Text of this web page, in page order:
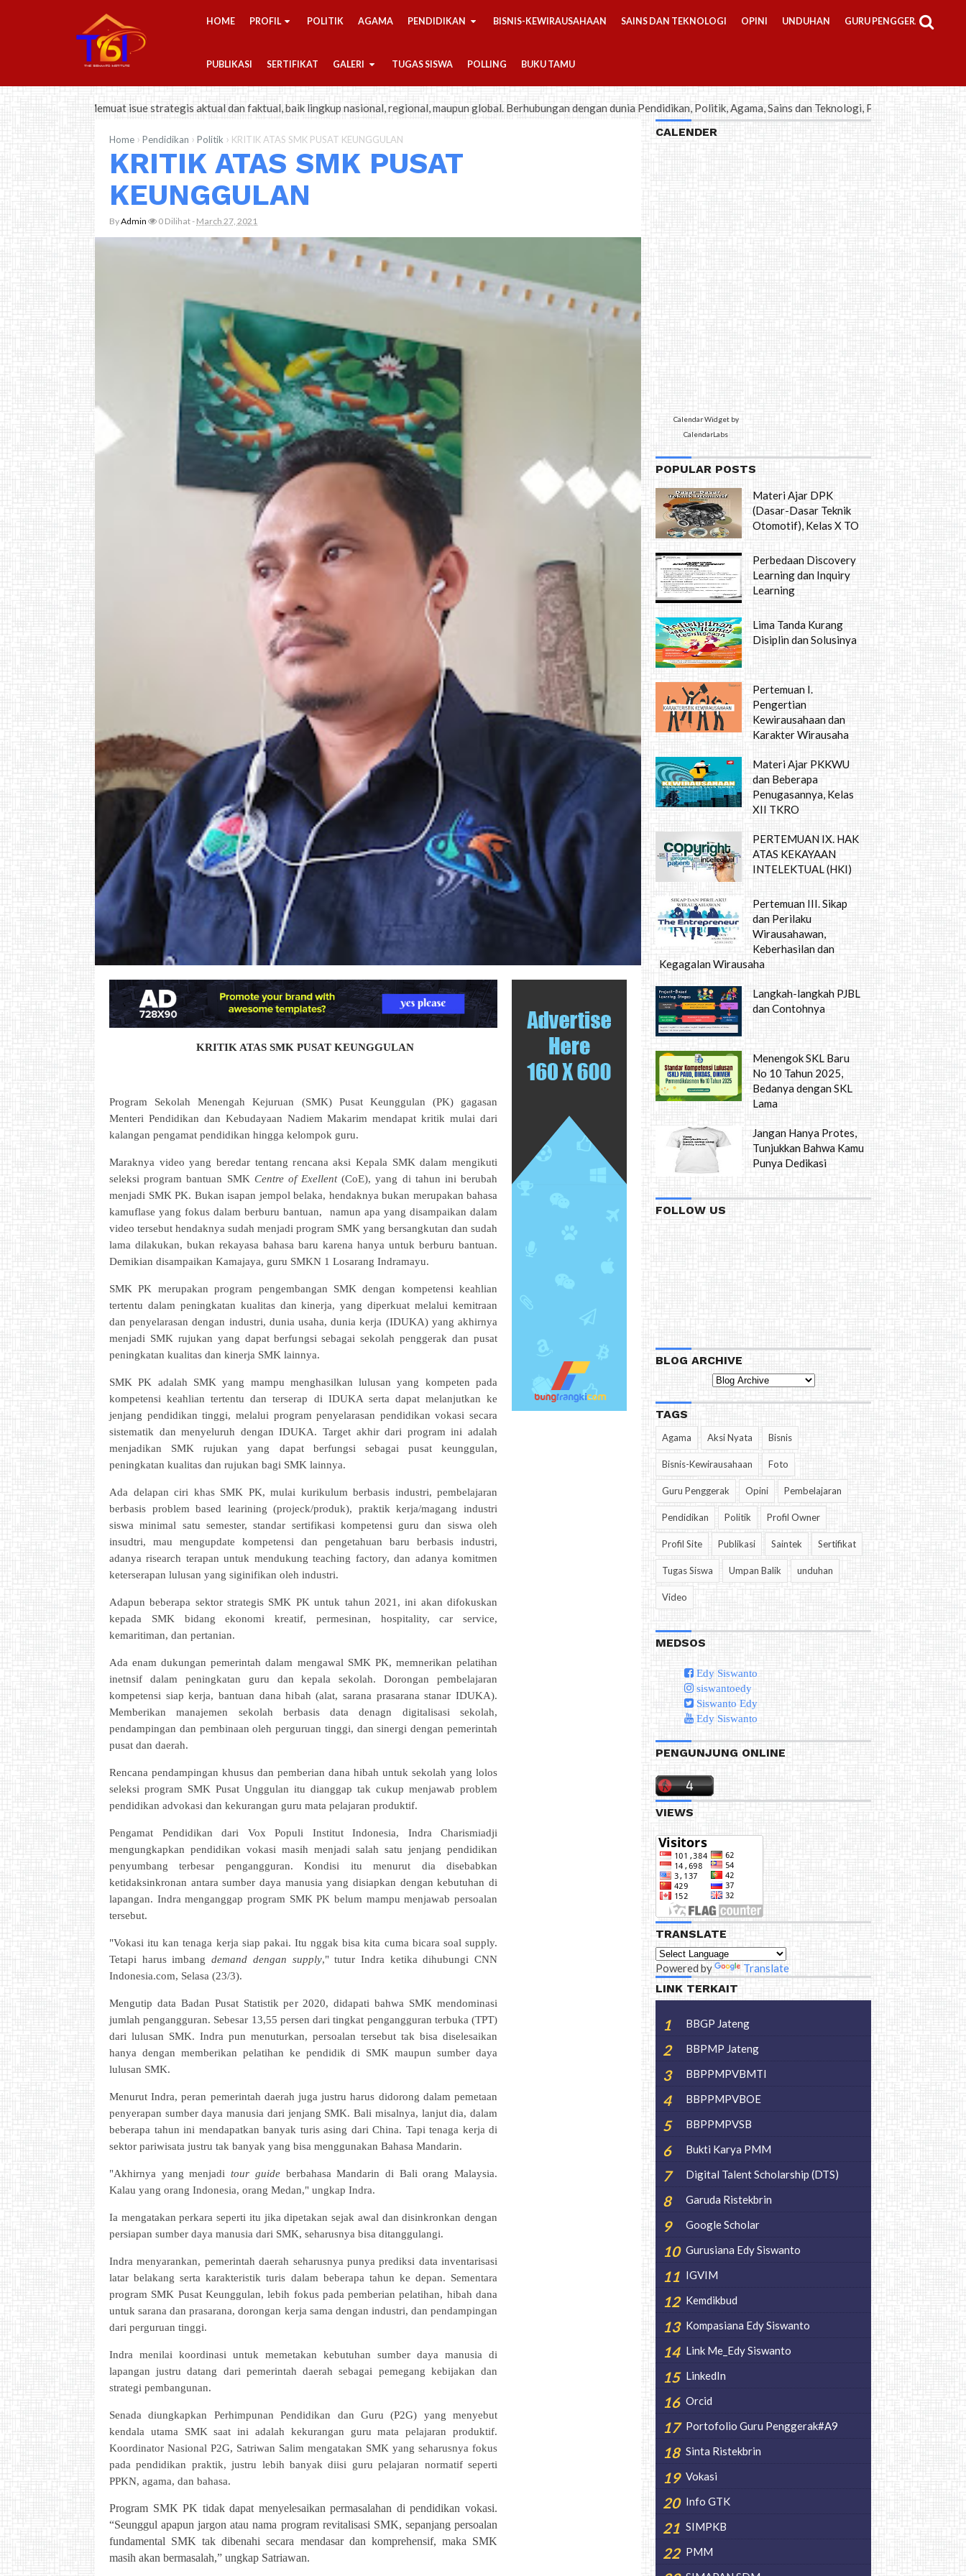
HOME PROFIL POLITIK AGAMA PENDIDIKAN BISNIS-KEWIRAUSAHAAN SAINS DAN TEKNOLOGI OPINI UNDUHAN GURU PENGGERAK
PUBLIKASI SERTIFIKAT GALERI TUGAS SISWA POLLING BUKU TAMU
isue strategis aktual dan faktual, baik lingkup nasional, regional, maupun global. Berhubungan dengan dunia Pendidikan, Politik, Agama, Sains dan Teknologi, Pembelajaran, Bisnis-
Home › Pendidikan › Politik › KRITIK ATAS SMK PUSAT KEUNGGULAN
KRITIK ATAS SMK PUSAT
KEUNGGULAN
ByAdmin 0 Dilihat- March 27, 2021
KRITIK ATAS SMK PUSAT KEUNGGULAN
Program Sekolah Menengah Kejuruan (SMK) Pusat Keunggulan (PK) gagasan
Menteri Pendidikan dan Kebudayaan Nadiem Makarim mendapat kritik mulai dari
kalangan pengamat pendidikan hingga kelompok guru.
Maraknya video yang beredar tentang rencana aksi Kepala SMK dalam mengikuti
seleksi program bantuan SMK Centre of Exellent(CoE), yang di tahun ini berubah
menjadi SMK PK. Bukan isapan jempol belaka, hendaknya bukan merupakan bahasa
kamuflase yang fokus dalam berburu bantuan, namun apa yang disampaikan dalam
video tersebut hendaknya sudah menjadi program SMK yang bersangkutan dan sudah
lama dilakukan, bukan rekayasa bahasa baru karena hanya untuk berburu bantuan.
Demikian disampaikan Kamajaya, guru SMKN 1 Losarang Indramayu.
SMK PK merupakan program pengembangan SMK dengan kompetensi keahlian
tertentu dalam peningkatan kualitas dan kinerja, yang diperkuat melalui kemitraan
dan penyelarasan dengan industri, dunia usaha, dunia kerja (IDUKA) yang akhirnya
menjadi SMK rujukan yang dapat berfungsi sebagai sekolah penggerak dan pusat
peningkatan kualitas dan kinerja SMK lainnya.
SMK PK adalah SMK yang mampu menghasilkan lulusan yang kompeten pada
kompetensi keahlian tertentu dan terserap di IDUKA serta dapat melanjutkan ke
jenjang pendidikan tinggi, melalui program penyelarasan pendidikan vokasi secara
sistematik dan menyeluruh dengan IDUKA. Target akhir dari program ini adalah
menjadikan SMK rujukan yang dapat berfungsi sebagai pusat keunggulan,
peningkatan kualitas dan rujukan bagi SMK lainnya.
Ada delapan ciri khas SMK PK, mulai kurikulum berbasis industri, pembelajaran
berbasis problem based learining (projeck/produk), praktik kerja/magang industri
siswa minimal satu semester, standar sertifikasi kompetensi guru dan siswa oleh
insudtri, mau mengupdate kompetensi dan pengetahuan baru berbasis industri,
adanya risearch terapan untuk mendukung teaching factory, dan adanya komitmen
keterserapan lulusan yang siginifikan oleh industri.
Adapun beberapa sektor strategis SMK PK untuk tahun 2021, ini akan difokuskan
kepada SMK bidang ekonomi kreatif, permesinan, hospitality, car service,
kemaritiman, dan pertanian.
Ada enam dukungan pemerintah dalam mengawal SMK PK, memnerikan pelatihan
inetnsif dalam peningkatan guru dan kepala sekolah. Dorongan pembelajaran
kompetensi siap kerja, bantuan dana hibah (alat, sarana prasarana stanar IDUKA).
Memberikan manajemen sekolah berbasis data denagn digitalisasi sekolah,
pendampingan dan pembinaan oleh perguruan tinggi, dan sinergi dengan pemerintah
pusat dan daerah.
Rencana pendampingan khusus dan pemberian dana hibah untuk sekolah yang lolos
seleksi program SMK Pusat Unggulan itu dianggap tak cukup menjawab problem
pendidikan advokasi dan kekurangan guru mata pelajaran produktif.
Pengamat Pendidikan dari Vox Populi Institut Indonesia, Indra Charismiadji
mengungkapkan pendidikan vokasi masih menjadi salah satu jenjang pendidikan
penyumbang terbesar pengangguran. Kondisi itu menurut dia disebabkan
ketidaksinkronan antara sumber daya manusia yang disiapkan dengan kebutuhan di
lapangan. Indra menganggap program SMK PK belum mampu menjawab persoalan
tersebut.
"Vokasi itu kan tenaga kerja siap pakai. Itu nggak bisa kita cuma bicara soal supply.
Tetapi harus imbangdemand dengan supply," tutur Indra ketika dihubungi CNN
Indonesia.com, Selasa (23/3).
Mengutip data Badan Pusat Statistik per 2020, didapati bahwa SMK mendominasi
jumlah pengangguran. Sebesar 13,55 persen dari tingkat pengangguran terbuka (TPT)
dari lulusan SMK. Indra pun menuturkan, persoalan tersebut tak bisa diselesaikan
hanya dengan memberikan pelatihan ke pendidik di SMK maupun sumber daya
lulusan SMK.
Menurut Indra, peran pemerintah daerah juga justru harus didorong dalam pemetaan
penyerapan sumber daya manusia dari jenjang SMK. Bali misalnya, lanjut dia, dalam
beberapa tahun ini mendapatkan banyak turis asing dari China. Tapi tenaga kerja di
sektor pariwisata justru tak banyak yang bisa menggunakan Bahasa Mandarin.
"Akhirnya yang menjaditour guideberbahasa Mandarin di Bali orang Malaysia.
Kalau yang orang Indonesia, orang Medan," ungkap Indra.
Ia mengatakan perkara seperti itu jika dipetakan sejak awal dan disinkronkan dengan
persiapan sumber daya manusia dari SMK, seharusnya bisa ditanggulangi.
Indra menyarankan, pemerintah daerah seharusnya punya prediksi data inventarisasi
latar belakang serta karakteristik turis dalam beberapa tahun ke depan. Sementara
program SMK Pusat Keunggulan, lebih fokus pada pemberian pelatihan, hibah dana
untuk sarana dan prasarana, dorongan kerja sama dengan industri, dan pendampingan
dari perguruan tinggi.
Indra menilai koordinasi untuk memetakan kebutuhan sumber daya manusia di
lapangan justru datang dari pemerintah daerah sebagai pemegang kebijakan dan
strategi pembangunan.
Senada diungkapkan Perhimpunan Pendidikan dan Guru (P2G) yang menyebut
kendala utama SMK saat ini adalah kekurangan guru mata pelajaran produktif.
Koordinator Nasional P2G, Satriwan Salim mengatakan SMK yang seharusnya fokus
pada pendidikan praktik, justru lebih banyak diisi guru pelajaran normatif seperti
PPKN, agama, dan bahasa.
Program SMK PK tidak dapat menyelesaikan permasalahan di pendidikan vokasi.
“Seunggul apapun jargon atau nama program revitalisasi SMK, sepanjang persoalan
fundamental SMK tak dibenahi secara mendasar dan komprehensif, maka SMK
masih akan bermasalah,” ungkap Satriawan.
CALENDER
Calendar Widget by
CalendarLabs
POPULAR POSTS
Materi Ajar DPK
(Dasar-Dasar Teknik
Otomotif), Kelas X TO
Perbedaan Discovery
Learning dan Inquiry
Learning
Lima Tanda Kurang
Disiplin dan Solusinya
Pertemuan I.
Pengertian
Kewirausahaan dan
Karakter Wirausaha
Materi Ajar PKKWU
dan Beberapa
Penugasannya, Kelas
XII TKRO
PERTEMUAN IX. HAK
ATAS KEKAYAAN
INTELEKTUAL (HKI)
Pertemuan III. Sikap
dan Perilaku
Wirausahawan,
Keberhasilan dan
Kegagalan Wirausaha
Langkah-langkah PJBL
dan Contohnya
Menengok SKL Baru
No 10 Tahun 2025,
Bedanya dengan SKL
Lama
Jangan Hanya Protes,
Tunjukkan Bahwa Kamu
Punya Dedikasi
FOLLOW US
BLOG ARCHIVE
TAGS
Agama Aksi Nyata Bisnis
Bisnis-Kewirausahaan Foto
Guru Penggerak Opini Pembelajaran
Pendidikan Politik Profil Owner
Profil Site Publikasi Saintek Sertifikat
Tugas Siswa Umpan Balik unduhan
Video
MEDSOS
Edy Siswanto
siswantoedy
Siswanto Edy
Edy Siswanto
PENGUNJUNG ONLINE
VIEWS
TRANSLATE
Powered by Translate
LINK TERKAIT
BBGP Jateng
BBPMP Jateng
BBPPMPVBMTI
BBPPMPVBOE
BBPPMPVSB
Bukti Karya PMM
Digital Talent Scholarship (DTS)
Garuda Ristekbrin
Google Scholar
Gurusiana Edy Siswanto
IGVIM
Kemdikbud
Kompasiana Edy Siswanto
Link Me_Edy Siswanto
LinkedIn
Orcid
Portofolio Guru Penggerak#A9
Sinta Ristekbrin
Vokasi
Info GTK
SIMPKB
PMM